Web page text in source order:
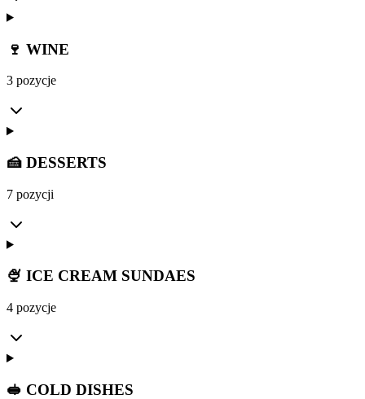
🍷 WINE
3 pozycje
🍰 DESSERTS
7 pozycji
🍨 ICE CREAM SUNDAES
4 pozycje
🥪 COLD DISHES